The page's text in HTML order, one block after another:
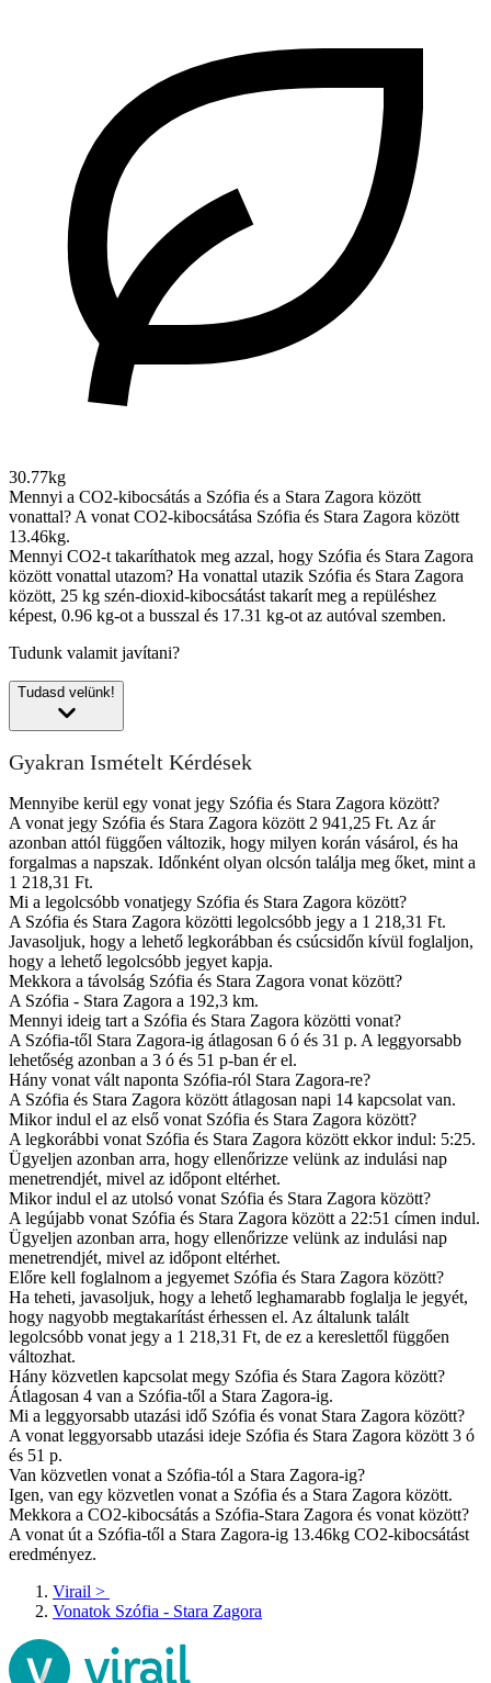
30.77kg
Mennyi a CO2-kibocsátás a Szófia és a Stara Zagora között
vonattal?A vonat CO2-kibocsátása Szófia és Stara Zagora között
13.46kg.
Mennyi CO2-t takaríthatok meg azzal, hogy Szófia és Stara Zagora
között vonattal utazom? Ha vonattal utazik Szófia és Stara Zagora
között, 25 kg szén-dioxid-kibocsátást takarít meg a repüléshez
képest, 0.96 kg-ot a busszal és 17.31 kg-ot az autóval szemben.
Tudunk valamit javítani?
Tudasd velünk!
Gyakran Ismételt Kérdések
Mennyibe kerül egy vonat jegy Szófia és Stara Zagora között?
A vonat jegy Szófia és Stara Zagora között 2 941,25 Ft. Az ár
azonban attól függően változik, hogy milyen korán vásárol, és ha
forgalmas a napszak. Időnként olyan olcsón találja meg őket, mint a
1 218,31 Ft.
Mi a legolcsóbb vonatjegy Szófia és Stara Zagora között?
A Szófia és Stara Zagora közötti legolcsóbb jegy a 1 218,31 Ft.
Javasoljuk, hogy a lehető legkorábban és csúcsidőn kívül foglaljon,
hogy a lehető legolcsóbb jegyet kapja.
Mekkora a távolság Szófia és Stara Zagora vonat között?
A Szófia - Stara Zagora a 192,3 km.
Mennyi ideig tart a Szófia és Stara Zagora közötti vonat?
A Szófia-től Stara Zagora-ig átlagosan 6 ó és 31 p. A leggyorsabb
lehetőség azonban a 3 ó és 51 p-ban ér el.
Hány vonat vált naponta Szófia-ról Stara Zagora-re?
A Szófia és Stara Zagora között átlagosan napi 14 kapcsolat van.
Mikor indul el az első vonat Szófia és Stara Zagora között?
A legkorábbi vonat Szófia és Stara Zagora között ekkor indul: 5:25.
Ügyeljen azonban arra, hogy ellenőrizze velünk az indulási nap
menetrendjét, mivel az időpont eltérhet.
Mikor indul el az utolsó vonat Szófia és Stara Zagora között?
A legújabb vonat Szófia és Stara Zagora között a 22:51 címen indul.
Ügyeljen azonban arra, hogy ellenőrizze velünk az indulási nap
menetrendjét, mivel az időpont eltérhet.
Előre kell foglalnom a jegyemet Szófia és Stara Zagora között?
Ha teheti, javasoljuk, hogy a lehető leghamarabb foglalja le jegyét,
hogy nagyobb megtakarítást érhessen el. Az általunk talált
legolcsóbb vonat jegy a 1 218,31 Ft, de ez a kereslettől függően
változhat.
Hány közvetlen kapcsolat megy Szófia és Stara Zagora között?
Átlagosan 4 van a Szófia-től a Stara Zagora-ig.
Mi a leggyorsabb utazási idő Szófia és vonat Stara Zagora között?
A vonat leggyorsabb utazási ideje Szófia és Stara Zagora között 3 ó
és 51 p.
Van közvetlen vonat a Szófia-tól a Stara Zagora-ig?
Igen, van egy közvetlen vonat a Szófia és a Stara Zagora között.
Mekkora a CO2-kibocsátás a Szófia-Stara Zagora és vonat között?
A vonat út a Szófia-től a Stara Zagora-ig 13.46kg CO2-kibocsátást
eredményez.
Virail >
Vonatok Szófia - Stara Zagora